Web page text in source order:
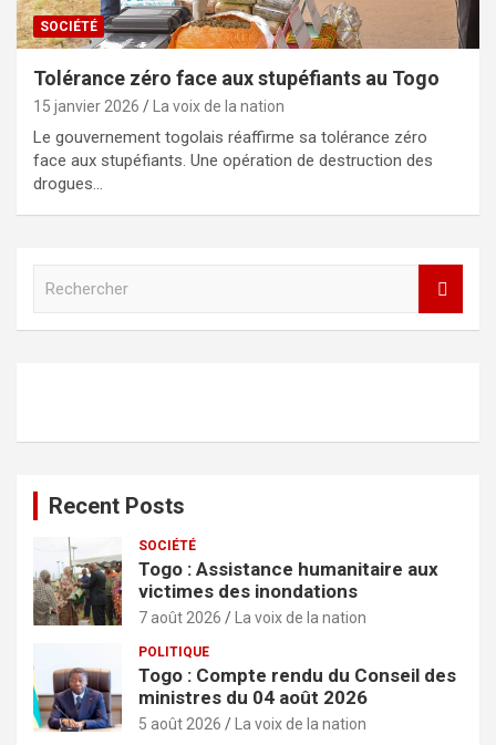
SOCIÉTÉ
Tolérance zéro face aux stupéfiants au Togo
15 janvier 2026 La voix de la nation
Le gouvernement togolais réaffirme sa tolérance zéro
face aux stupéfiants. Une opération de destruction des
drogues…
h
Recent Posts
SOCIÉTÉ
Togo : Assistance humanitaire aux
victimes des inondations
7 août 2026 La voix de la nation
POLITIQUE
Togo : Compte rendu du Conseil des
ministres du 04 août 2026
5 août 2026 La voix de la nation